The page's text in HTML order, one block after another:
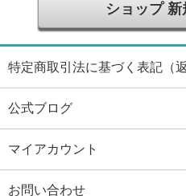
ショップ
特定商取引法に基づく表記（
公式ブログ
マイアカウント
お問い合わせ